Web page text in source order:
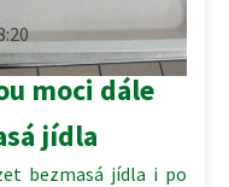
moci dále
jídla
bezmasá jídla i po